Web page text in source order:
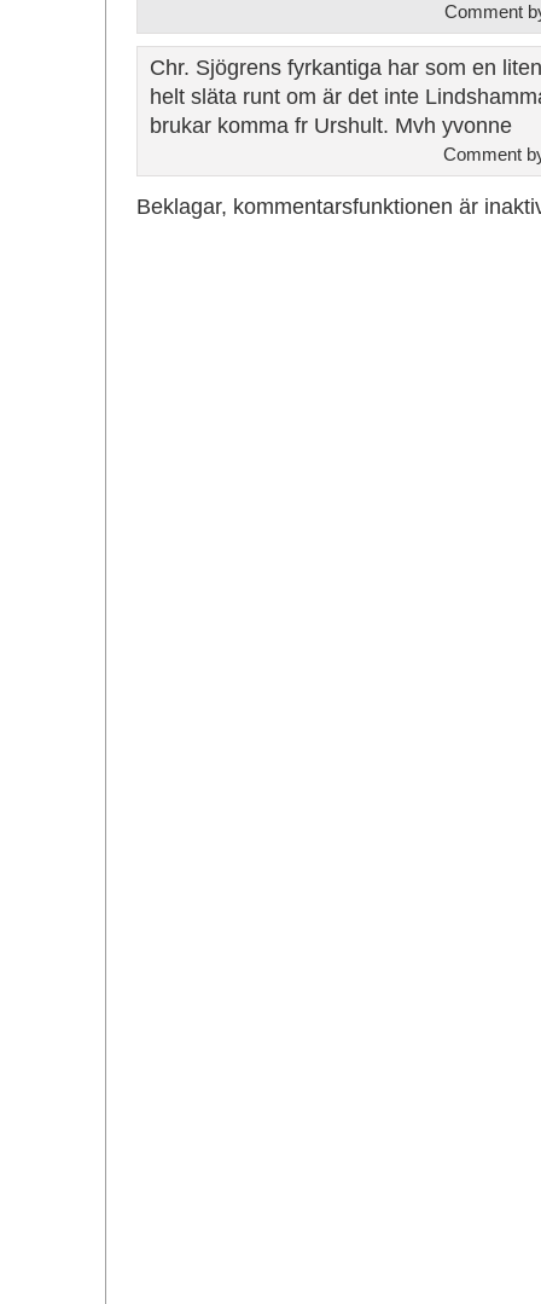
Comment
Chr. Sjögrens fyrkantiga har som en
helt släta runt om är det inte
brukar komma fr Urshult. Mvh yvonne
Comment
Beklagar, kommentarsfunktionen är